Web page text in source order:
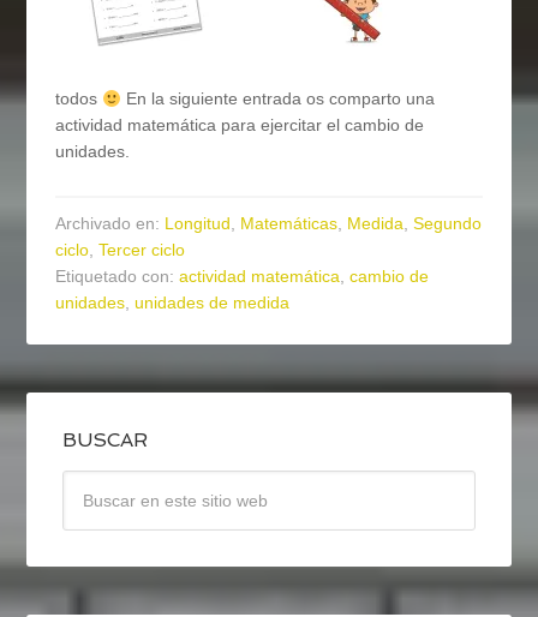
todos
En la siguiente entrada os comparto una
actividad matemática para ejercitar el cambio de
unidades.
Archivado en: Longitud, Matemáticas, Medida,Segundo
ciclo,Tercer ciclo
Etiquetado con:actividad matemática,cambio de
unidades,unidades de medida
BUSCAR